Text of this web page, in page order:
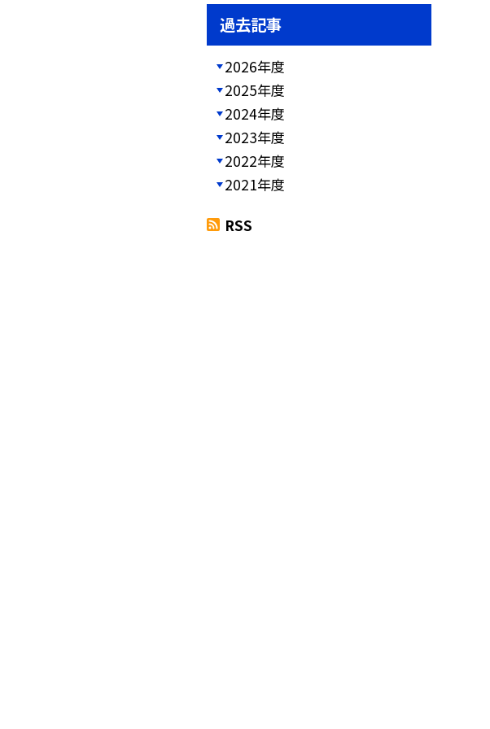
過去記事
2026年度
2025年度
2024年度
2023年度
2022年度
2021年度
RSS